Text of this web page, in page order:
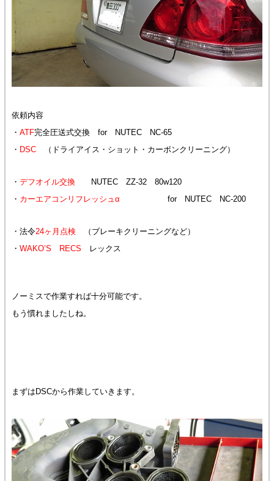
依頼内容
・ ATF完全圧送式交換 for NUTEC NC-65
・ DSC（ドライアイス・ショット・カーボンクリーニング）
・ デフオイル交換NUTEC ZZ-32 80w120
・ カーエアコンリフレッシュα for NUTEC NC-200
・法令24ヶ月点検 （ブレーキクリーニングなど）
・ WAKO’S RECS レックス
ノーミスで作業すれば十分可能です。
もう慣れましたしね。
まずはDSCから作業していきます。